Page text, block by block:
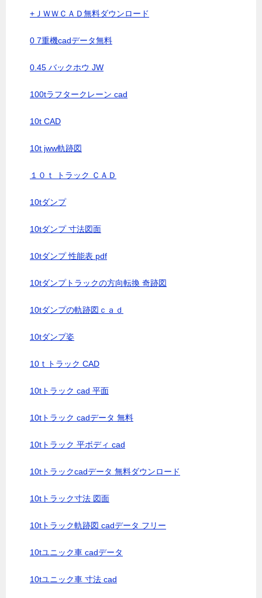
+ＪＷＷＣＡＤ無料ダウンロード
0 7重機cadデータ無料
0.45 バックホウ JW
100tラフタークレーン cad
10t CAD
10t jww軌跡図
１０ｔ トラック ＣＡＤ
10tダンプ
10tダンプ 寸法図面
10tダンプ 性能表 pdf
10tダンプトラックの方向転換 奇跡図
10tダンプの軌跡図ｃａｄ
10tダンプ姿
10ｔトラック CAD
10tトラック cad 平面
10tトラック cadデータ 無料
10tトラック 平ボディ cad
10tトラックcadデータ 無料ダウンロード
10tトラック寸法 図面
10tトラック軌跡図 cadデータ フリー
10tユニック車 cadデータ
10tユニック車 寸法 cad